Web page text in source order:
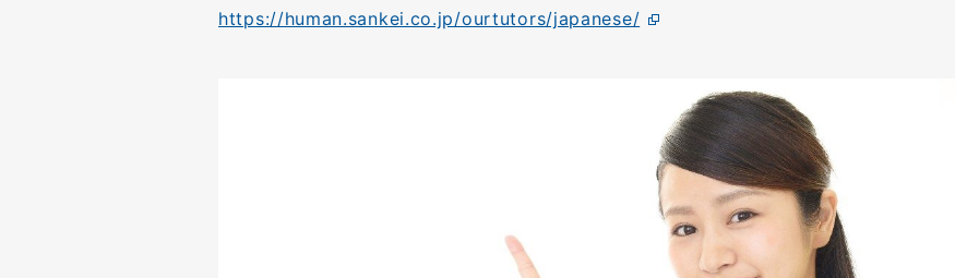
https://human.sankei.co.jp/ourtutors/japanese/